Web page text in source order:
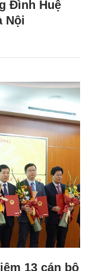
Đình Huệ
Nội
13 cán bộ